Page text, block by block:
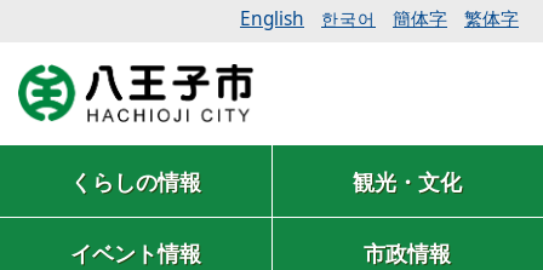
English 한국어 簡体字 繁体字
くらしの情報 観光・文化
イベント情報 市政情報